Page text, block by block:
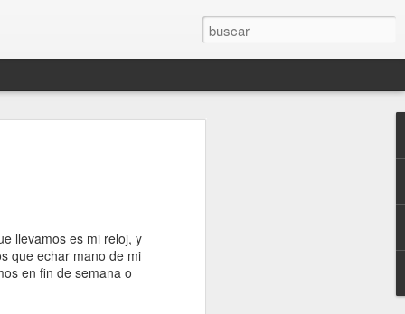
llevamos es mi reloj, y
que echar mano de mi
en fin de semana o
solitos, porque
y Ang nos